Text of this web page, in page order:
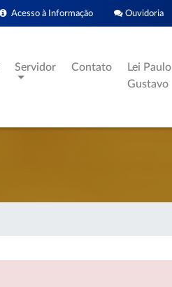
Ouvidoria
Acesso à Informação
Servidor Contato
Lei Paulo
Gustavo